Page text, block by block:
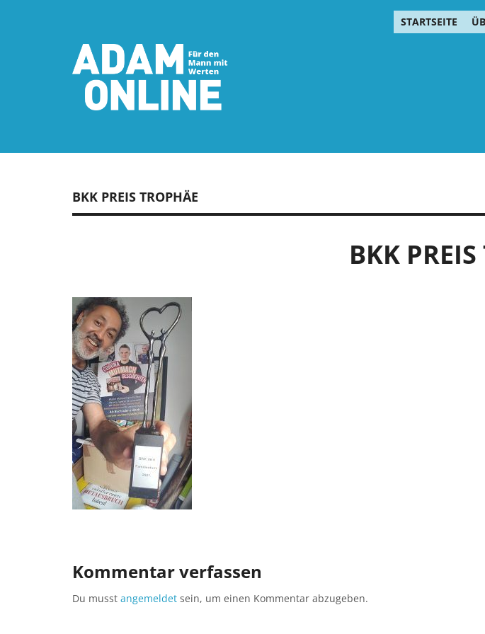
STARTSEITE
BKK PREIS TROPHÄE
BKK
Kommentar verfassen
Du musst angemeldet sein, um einen Kommentar abzugeben.